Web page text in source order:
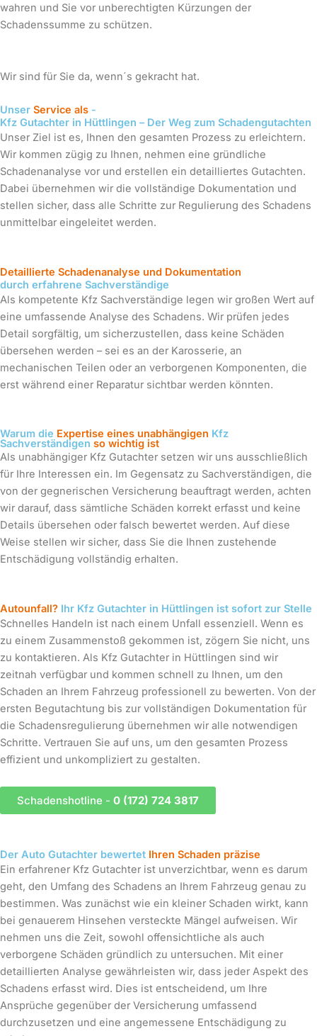
wahren und Sie vor unberechtigten Kürzungen der
Schadenssumme zu schützen.
Wir sind für Sie da, wenn´s gekracht hat.
Unser Service als -
Kfz Gutachter in Hüttlingen – Der Weg zum Schadengutachten
Unser Ziel ist es, Ihnen den gesamten Prozess zu erleichtern.
Wir kommen zügig zu Ihnen, nehmen eine gründliche
Schadenanalyse vor und erstellen ein detailliertes Gutachten.
Dabei übernehmen wir die vollständige Dokumentation und
stellen sicher, dass alle Schritte zur Regulierung des Schadens
unmittelbar eingeleitet werden.
Detaillierte Schadenanalyse und Dokumentation
durch erfahrene Sachverständige
Als kompetente Kfz Sachverständige legen wir großen Wert auf
eine umfassende Analyse des Schadens. Wir prüfen jedes
Detail sorgfältig, um sicherzustellen, dass keine Schäden
übersehen werden – sei es an der Karosserie, an
mechanischen Teilen oder an verborgenen Komponenten, die
erst während einer Reparatur sichtbar werden könnten.
Warum die Expertise eines unabhängigen Kfz
Sachverständigen so wichtig ist
Als unabhängiger Kfz Gutachter setzen wir uns ausschließlich
für Ihre Interessen ein. Im Gegensatz zu Sachverständigen, die
von der gegnerischen Versicherung beauftragt werden, achten
wir darauf, dass sämtliche Schäden korrekt erfasst und keine
Details übersehen oder falsch bewertet werden. Auf diese
Weise stellen wir sicher, dass Sie die Ihnen zustehende
Entschädigung vollständig erhalten.
Autounfall? Ihr Kfz Gutachter in Hüttlingen ist sofort zur Stelle
Schnelles Handeln ist nach einem Unfall essenziell. Wenn es
zu einem Zusammenstoß gekommen ist, zögern Sie nicht, uns
zu kontaktieren. Als Kfz Gutachter in Hüttlingen sind wir
zeitnah verfügbar und kommen schnell zu Ihnen, um den
Schaden an Ihrem Fahrzeug professionell zu bewerten. Von der
ersten Begutachtung bis zur vollständigen Dokumentation für
die Schadensregulierung übernehmen wir alle notwendigen
Schritte. Vertrauen Sie auf uns, um den gesamten Prozess
effizient und unkompliziert zu gestalten.
Schadenshotline - 0 (172) 724 3817
Der Auto Gutachter bewertet Ihren Schaden präzise
Ein erfahrener Kfz Gutachter ist unverzichtbar, wenn es darum
geht, den Umfang des Schadens an Ihrem Fahrzeug genau zu
bestimmen. Was zunächst wie ein kleiner Schaden wirkt, kann
bei genauerem Hinsehen versteckte Mängel aufweisen. Wir
nehmen uns die Zeit, sowohl offensichtliche als auch
verborgene Schäden gründlich zu untersuchen. Mit einer
detaillierten Analyse gewährleisten wir, dass jeder Aspekt des
Schadens erfasst wird. Dies ist entscheidend, um Ihre
Ansprüche gegenüber der Versicherung umfassend
durchzusetzen und eine angemessene Entschädigung zu